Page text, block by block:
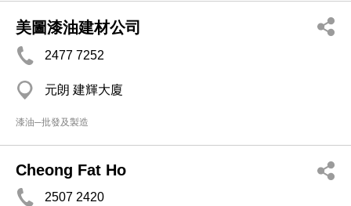
美圖漆油建材公司
2477 7252
元朗 建輝大廈
漆油─批發及製造
Cheong Fat Ho
2507 2420